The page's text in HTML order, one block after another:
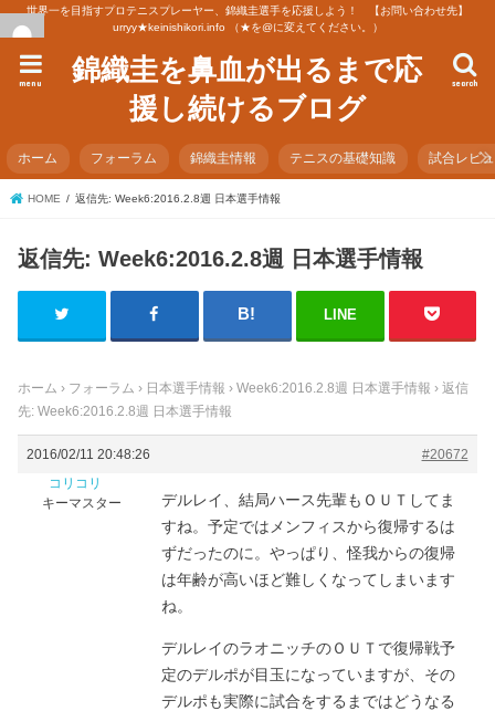
世界一を目指すプロテニスプレーヤー、錦織圭選手を応援しよう！ 【お問い合わせ先】
urryy★keinishikori.info （★を@に変えてください。）
錦織圭を鼻血が出るまで応
援し続けるブログ
search
menu
ホーム フォーラム 錦織圭情報 テニスの基礎知識 試合レビ
HOME 返信先: Week6:2016.2.8週 日本選手情報
返信先: Week6:2016.2.8週 日本選手情報
LINE
ホーム › フォーラム › 日本選手情報 › Week6:2016.2.8週 日本選手情報 › 返信
先: Week6:2016.2.8週 日本選手情報
2016/02/11 20:48:26
#20672
コリコリ
キーマスター
デルレイ、結局ハース先輩もＯＵＴしてま
すね。予定ではメンフィスから復帰するは
ずだったのに。やっぱり、怪我からの復帰
は年齢が高いほど難しくなってしまいます
ね。
デルレイのラオニッチのＯＵＴで復帰戦予
定のデルポが目玉になっていますが、その
デルポも実際に試合をするまではどうなる